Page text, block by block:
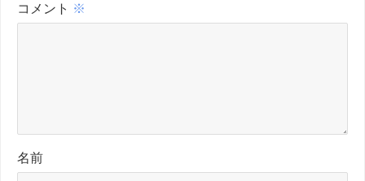
コメント ※
名前